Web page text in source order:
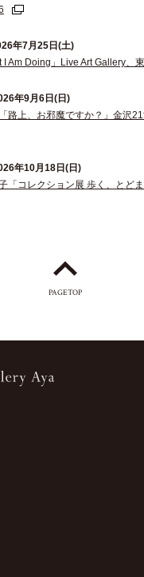
年7月25日(土)
I Am Doing」Live Art Gallery、
年9月6日(日)
路上、お邪魔ですか？」金沢
年10月18日(日)
「コレクション展 歩く、とど
PAGETOP